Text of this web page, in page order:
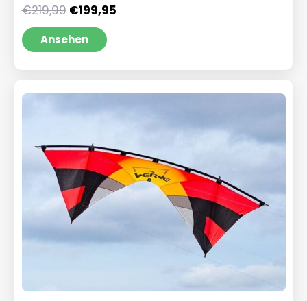
€219,99 Ursprünglicher
Preis
war:
€219,99
€199,95Aktueller
Ansehen